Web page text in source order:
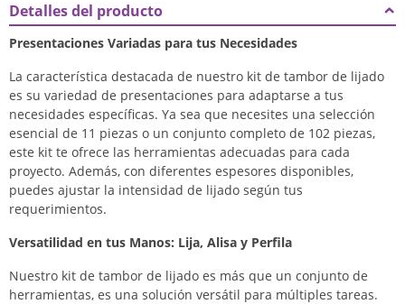
Detalles del producto
Modname = ckeditor
Presentaciones Variadas para tus Necesidades
La característica destacada de nuestro kit de tambor de lijado
es su variedad de presentaciones para adaptarse a tus
necesidades específicas. Ya sea que necesites una selección
esencial de 11 piezas o un conjunto completo de 102 piezas,
este kit te ofrece las herramientas adecuadas para cada
proyecto. Además, con diferentes espesores disponibles,
puedes ajustar la intensidad de lijado según tus
requerimientos.
Versatilidad en tus Manos: Lija, Alisa y Perfila
Nuestro kit de tambor de lijado es más que un conjunto de
herramientas, es una solución versátil para múltiples tareas.